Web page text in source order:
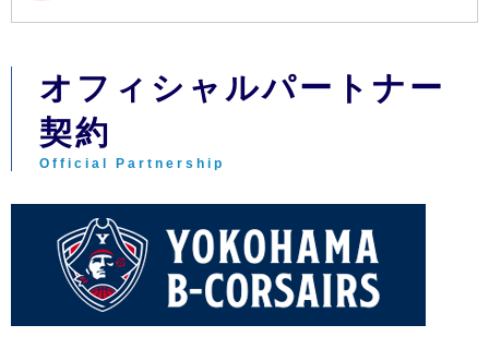
オフィシャルパートナー
契約
Official Partnership